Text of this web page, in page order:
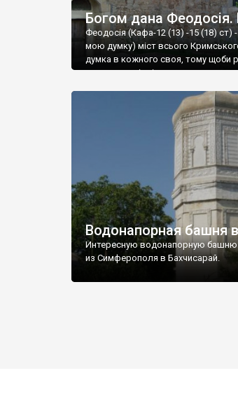
Богом дана Феодосія.
Феодосія (Кафа-12 (13) -15 (18) ст) -
мою думку) міст всього
думка в кожного своя, тому щоби
запрошую відвідати це
Водонапорная башня
Интересную водонапорную
из Симферополя в Бахчисарай.